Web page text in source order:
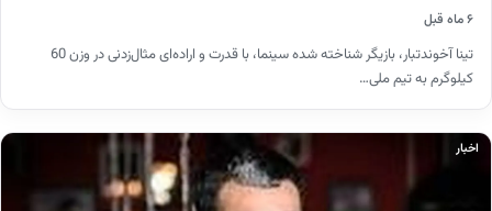
۶ ماه قبل
تینا آخوندتبار، بازیگر شناخته شده سینما، با قدرت و اراده‌ای مثال‌زدنی در وزن 60
کیلوگرم به تیم ملی…
اخبار